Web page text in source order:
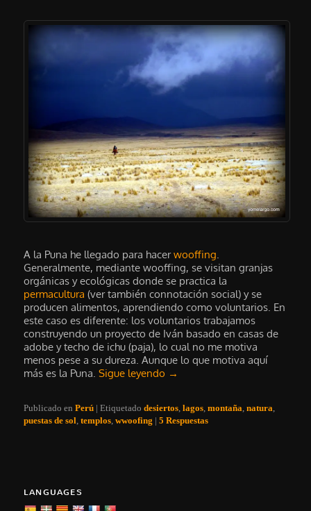
A la Puna he llegado para hacerwooffing
Generalmente, mediante wooffing, se visitan granjas
orgánicas y ecológicas donde se practica la
permacultura (ver también connotación social) y se
producen alimentos, aprendiendo como voluntarios. En
este caso es diferente: los voluntarios trabajamos
construyendo un proyecto de Iván basado en casas de
adobe y techo de ichu (paja), lo cual no me motiva
menos pese a su dureza. Aunque lo que motiva aquí
más es la Puna.Sigue leyendo →
Publicado en Perú |Etiquetado desiertos,lagos,montaña,natura,
puestas de sol,templos,wwoofing |5 Respuestas
LANGUAGES